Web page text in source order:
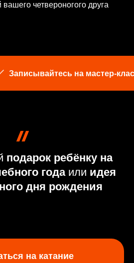
четвероногого друга
на мастер-класс
подарок ребёнку на
годаили идея
дня рождения
на катание